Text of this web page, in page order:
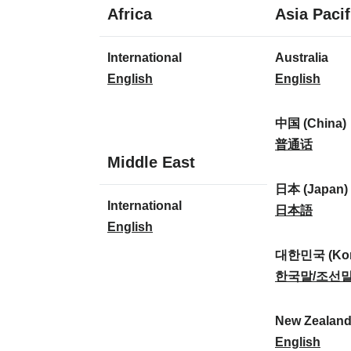
Africa1
kieli
1
kieli
International
I
r
n
a
t
English
Middle East1
kieli
1
kieli
International
IEnglish
Asia
8
kieltä
Australia
A
s
t
a
a
:
English
中国 (China)
中
(
C
i
n
)
:
普通话
日本 (Japan)
日
(
J
p
a
日本語
대한민국
대
민
국
한국말/조선
New Zealand
N
English